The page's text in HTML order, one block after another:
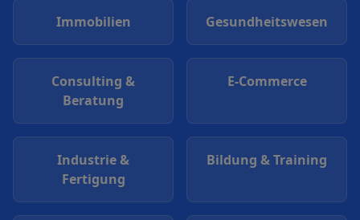
Immobilien Gesundheitswesen
Consulting &
Beratung
E-Commerce
Industrie &
Fertigung
Bildung & Training